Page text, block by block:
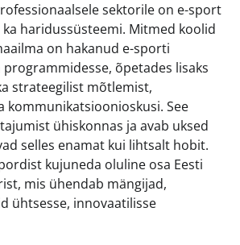
sektorile on e-sport
haridussüsteemi. Mitmed koolid
on hakanud e-sporti
õpetades lisaks
strateegilist mõtlemist,
kommunikatsioonioskusi. See
ühiskonnas ja avab uksed
selles enamat kui lihtsalt hobit.
kujuneda oluline osa Eesti
mis ühendab mängijad,
ühtsesse, innovaatilisse